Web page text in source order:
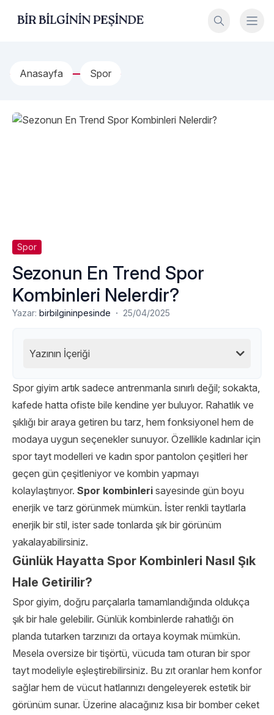
Bir Bilginin Peşinde!
Anasayfa Spor
Spor
Sezonun En Trend Spor
Kombinleri Nelerdir?
Yazar: birbilgininpesinde · 25/04/2025
Yazının İçeriği
Spor giyim artık sadece antrenmanla sınırlı değil; sokakta,
kafede hatta ofiste bile kendine yer buluyor. Rahatlık ve
şıklığı bir araya getiren bu tarz, hem fonksiyonel hem de
modaya uygun seçenekler sunuyor. Özellikle kadınlar için
spor tayt modelleri ve kadın spor pantolon çeşitleri her
geçen gün çeşitleniyor ve kombin yapmayı
kolaylaştırıyor. Spor kombinleri sayesinde gün boyu
enerjik ve tarz görünmek mümkün. İster renkli taytlarla
enerjik bir stil, ister sade tonlarda şık bir görünüm
yakalayabilirsiniz.
Günlük Hayatta Spor Kombinleri Nasıl Şık
Hale Getirilir?
Spor giyim, doğru parçalarla tamamlandığında oldukça
şık bir hale gelebilir. Günlük kombinlerde rahatlığı ön
planda tutarken tarzınızı da ortaya koymak mümkün.
Mesela oversize bir tişörtü, vücuda tam oturan bir spor
tayt modeliyle eşleştirebilirsiniz. Bu zıt oranlar hem konfor
sağlar hem de vücut hatlarınızı dengeleyerek estetik bir
görünüm sunar. Üzerine alacağınız kısa bir bomber ceket